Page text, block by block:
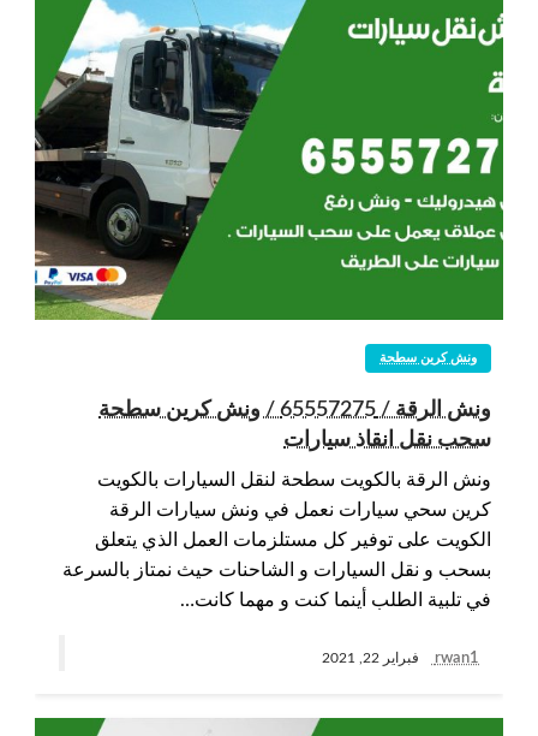
ونش كرين سطحة
ونش الرقة / 65557275 / ونش كرين سطحة
سحب نقل انقاذ سيارات
ونش الرقة بالكويت سطحة لنقل السيارات بالكويت
كرين سحي سيارات نعمل في ونش سيارات الرقة
الكويت على توفير كل مستلزمات العمل الذي يتعلق
بسحب و نقل السيارات و الشاحنات حيث نمتاز بالسرعة
في تلبية الطلب أينما كنت و مهما كانت…
rwan1 فبراير 22, 2021